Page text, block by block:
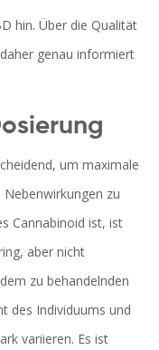
hin. Über die Qualität
genau informiert
um maximale
zu
Cannabinoid ist, ist
aber nicht
zu behandelnden
des Individuums und
variieren. Es ist